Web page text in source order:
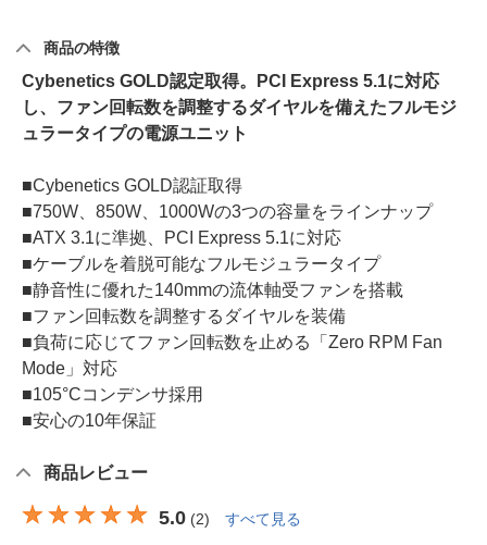
商品の特徴
Cybenetics GOLD認定取得。PCI Express 5.1に対応
し、ファン回転数を調整するダイヤルを備えたフルモジ
ュラータイプの電源ユニット
■Cybenetics GOLD認証取得
■750W、850W、1000Wの3つの容量をラインナップ
■ATX 3.1に準拠、PCI Express 5.1に対応
■ケーブルを着脱可能なフルモジュラータイプ
■静音性に優れた140mmの流体軸受ファンを搭載
■ファン回転数を調整するダイヤルを装備
■負荷に応じてファン回転数を止める「Zero RPM Fan
Mode」対応
■105°Cコンデンサ採用
■安心の10年保証
商品レビュー
5.0 (2) すべて見る